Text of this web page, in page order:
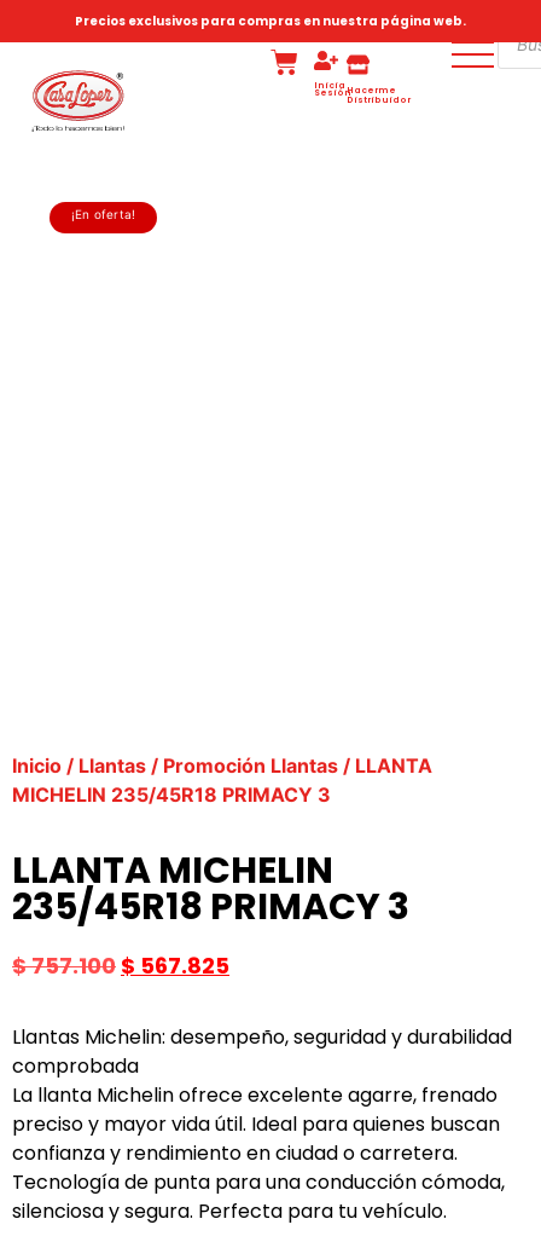
Precios exclusivos para compras en nuestra página web.
Inicia
SesiónHacerme
Distribuidor
¡En oferta!
Inicio / Llantas / Promoción Llantas / LLANTA
MICHELIN 235/45R18 PRIMACY 3
LLANTA MICHELIN
235/45R18 PRIMACY 3
$757.100 $ 567.825
Llantas Michelin: desempeño, seguridad y durabilidad
comprobada
La llanta Michelin ofrece excelente agarre, frenado
preciso y mayor vida útil. Ideal para quienes buscan
confianza y rendimiento en ciudad o carretera.
Tecnología de punta para una conducción cómoda,
silenciosa y segura. Perfecta para tu vehículo.